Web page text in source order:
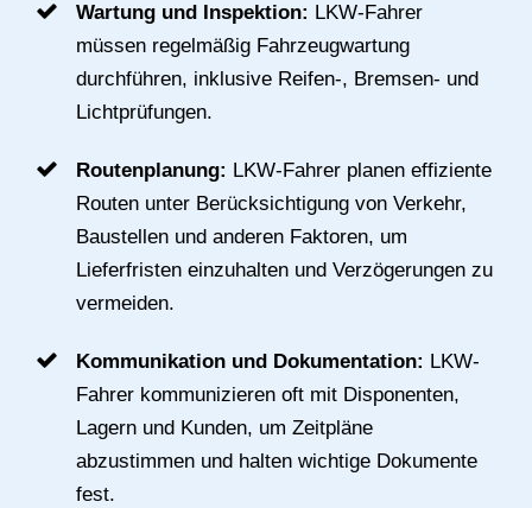
Wartung und Inspektion: LKW-Fahrer
müssen regelmäßig Fahrzeugwartung
durchführen, inklusive Reifen-, Bremsen- und
Lichtprüfungen.
Routenplanung: LKW-Fahrer planen effiziente
Routen unter Berücksichtigung von Verkehr,
Baustellen und anderen Faktoren, um
Lieferfristen einzuhalten und Verzögerungen zu
vermeiden.
Kommunikation und Dokumentation: LKW-
Fahrer kommunizieren oft mit Disponenten,
Lagern und Kunden, um Zeitpläne
abzustimmen und halten wichtige Dokumente
fest.